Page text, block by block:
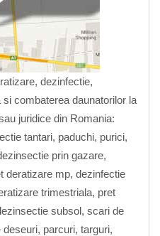
dezinfectie,
combaterea daunatorilor la
juridice din Romania:
tantari, paduchi, purici,
prin gazare,
deratizare mp, dezinfectie
trimestriala, pret
subsol, scari de
parcuri, targuri,